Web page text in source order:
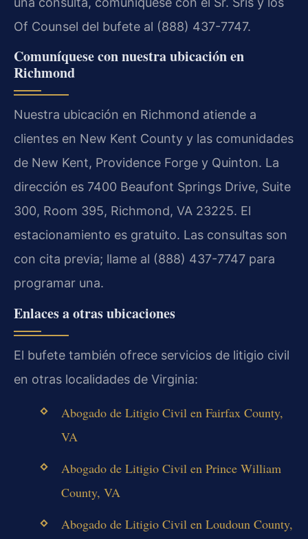
Of Counsel del bufete al (888) 437-7747.
Comuníquese con nuestra ubicación en
Richmond
Nuestra ubicación en Richmond atiende a
clientes en New Kent County y las comunidades
de New Kent, Providence Forge y Quinton. La
dirección es 7400 Beaufont Springs Drive, Suite
300, Room 395, Richmond, VA 23225. El
estacionamiento es gratuito. Las consultas son
con cita previa; llame al (888) 437-7747 para
programar una.
Enlaces a otras ubicaciones
El bufete también ofrece servicios de litigio civil
en otras localidades de Virginia:
Abogado de Litigio Civil en Fairfax County,
VA
Abogado de Litigio Civil en Prince William
County, VA
Abogado de Litigio Civil en Loudoun County,